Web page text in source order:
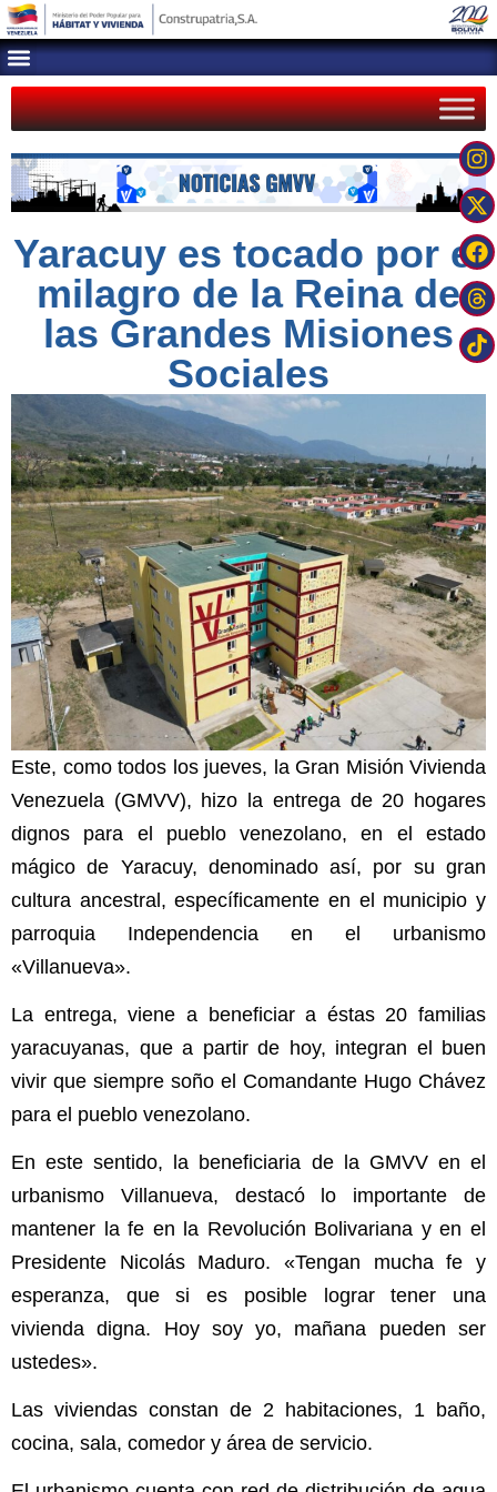
Yaracuy es tocado por el
milagro de la Reina de
las Grandes Misiones
Sociales
Este, como todos los jueves, la Gran Misión Vivienda
Venezuela (GMVV), hizo la entrega de 20 hogares
dignos para el pueblo venezolano, en el estado
mágico de Yaracuy, denominado así, por su gran
cultura ancestral, específicamente en el municipio y
parroquia Independencia en el urbanismo
«Villanueva».
La entrega, viene a beneficiar a éstas 20 familias
yaracuyanas, que a partir de hoy, integran el buen
vivir que siempre soño el Comandante Hugo Chávez
para el pueblo venezolano.
En este sentido, la beneficiaria de la GMVV en el
urbanismo Villanueva, destacó lo importante de
mantener la fe en la Revolución Bolivariana y en el
Presidente Nicolás Maduro. «Tengan mucha fe y
esperanza, que si es posible lograr tener una
vivienda digna. Hoy soy yo, mañana pueden ser
ustedes».
Las viviendas constan de 2 habitaciones, 1 baño,
cocina, sala, comedor y área de servicio.